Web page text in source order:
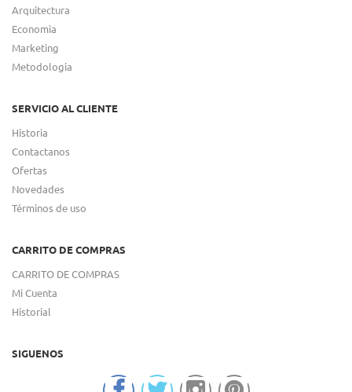
Arquitectura
Economia
Marketing
Metodologia
SERVICIO AL CLIENTE
Historia
Contactanos
Ofertas
Novedades
Términos de uso
CARRITO DE COMPRAS
CARRITO DE COMPRAS
Mi Cuenta
Historial
SIGUENOS